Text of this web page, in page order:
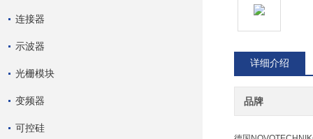
连接器
示波器
光栅模块
变频器
可控硅
详细介绍
品牌